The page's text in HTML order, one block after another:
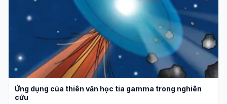
Ứng dụng của thiên văn học tia gamma trong nghiên
cứu